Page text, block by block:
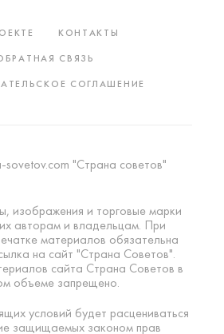
КОНТАКТЫ
СВЯЗЬ
СОГЛАШЕНИЕ
"Страна советов"
изображения и торговые марки
авторам и владельцам. При
материалов обязательна
на сайт "Страна Советов".
сайта Страна Советов в
объеме запрещено.
условий будет расцениваться
защищаемых законом прав